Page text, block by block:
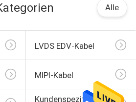
Alle
LVDS EDV-Kabel
MIPI-Kabel
Kundenspezifischer